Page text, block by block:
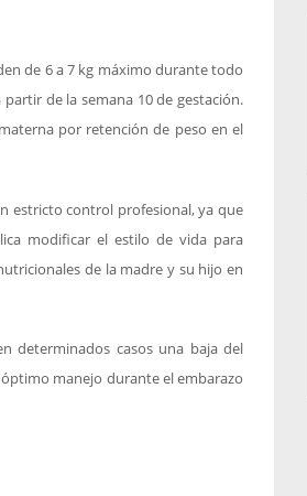
de 6 a 7 kg máximo durante todo
de la semana 10 de gestación.
por retención de peso en el
estricto control profesional, ya que
modificar el estilo de vida para
de la madre y su hijo en
determinados casos una baja del
manejo durante el embarazo